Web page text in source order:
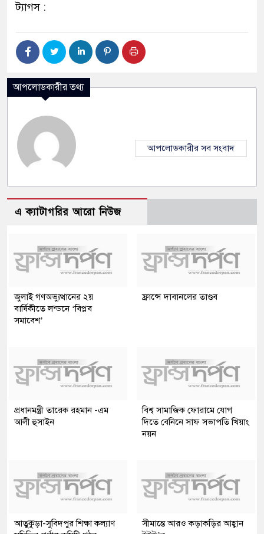
ট্যাগস :
আপলোডকারীর তথ্য
আপলোডকারীর সব সংবাদ
এ ক্যাটাগরির আরো নিউজ
জুলাই গণঅভ্যুত্থানের ২য়
বার্ষিকীতে লন্ডনে ‘বিপ্লব
সমাবেশ’
ফ্রান্সে দাবানলের তাণ্ডব
প্রধানমন্ত্রী তারেক রহমান -এম
আলী হুসাইন
বিশ্ব সামাজিক ফোরামে যোগ
দিতে বেনিনে সাফ সভাপতি খিয়াং
নয়ন
আতুকুড়া-সুবিদপুর শিক্ষা কল্যাণ
সীমান্তে আরও কড়াকড়ির আহ্বান